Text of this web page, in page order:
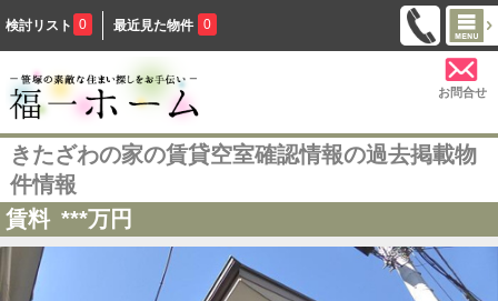
検討リスト 0 最近見た物件 0
お問合せ
きたざわの家の賃貸空室確認情報の過去掲載物
件情報
賃料 ***万円